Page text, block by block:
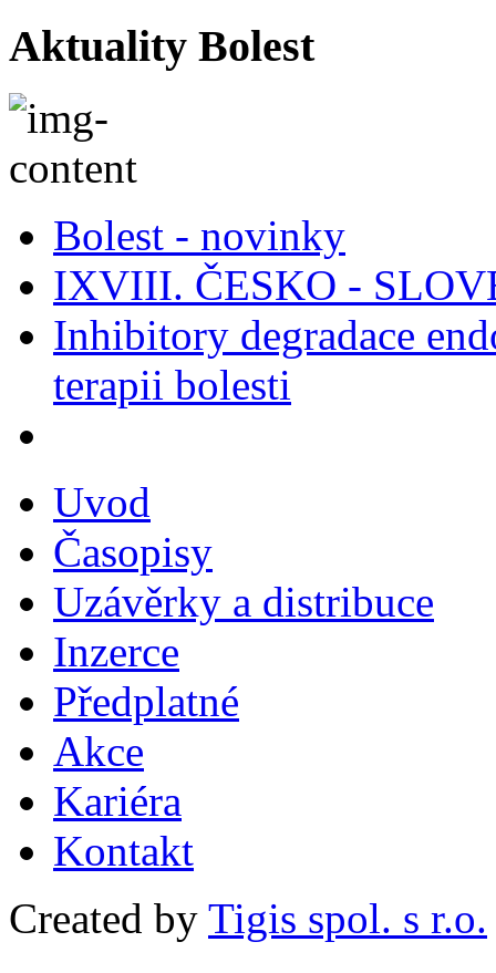
Aktuality Bolest
Bolest - novinky
IXVIII. ČESKO -
Inhibitory degradace
terapii bolesti
Uvod
Časopisy
Uzávěrky a distribuce
Inzerce
Předplatné
Akce
Kariéra
Kontakt
Created by Tigis spol. s r.o.